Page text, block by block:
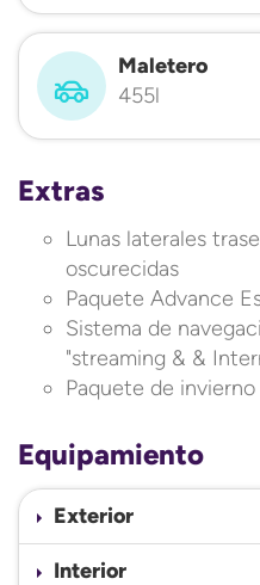
Maletero
455l
Extras
Lunas laterales
oscurecidas
Paquete Advance
Sistema de
"streaming & &
Paquete de invierno
Equipamiento
Exterior
Interior